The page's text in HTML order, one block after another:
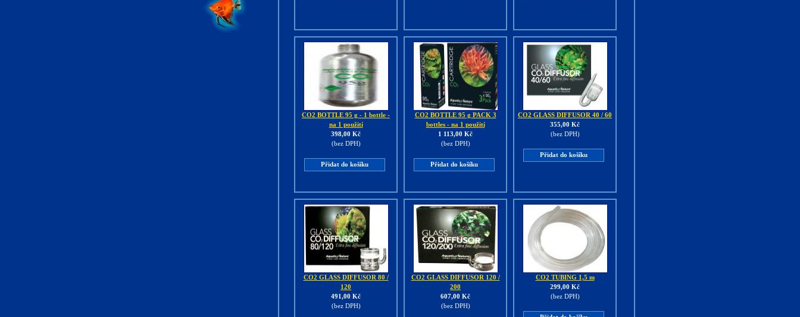
CO2 BOTTLE 95 g - 1 bottle -
na 1 použití
398,00 Kč
(bez DPH)
Přidat do košíku
CO2 BOTTLE 95 g PACK 3
bottles - na 1 použití
1 113,00 Kč
(bez DPH)
Přidat do košíku
CO2 GLASS DIFFUSOR 40 / 60
355,00 Kč
(bez DPH)
Přidat do košíku
CO2 GLASS DIFFUSOR 80 /
120
491,00 Kč
(bez DPH)
CO2 GLASS DIFFUSOR 120 /
200
607,00 Kč
(bez DPH)
CO2 TUBING 1,5 m
299,00 Kč
(bez DPH)